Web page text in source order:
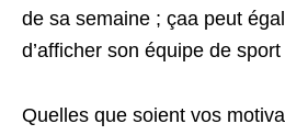
de sa semaine ; çaa peut
d’afficher son équipe de
Quelles que soient vos